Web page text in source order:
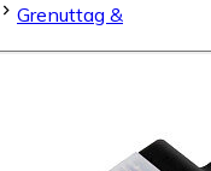
Grenuttag &